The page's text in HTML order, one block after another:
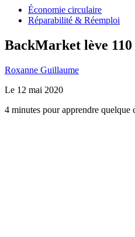
Économie circulaire
Réparabilité & Réemploi
BackMarket lève
Roxanne Guillaume
Le 12 mai 2020
4 minutes pour apprendre quelque